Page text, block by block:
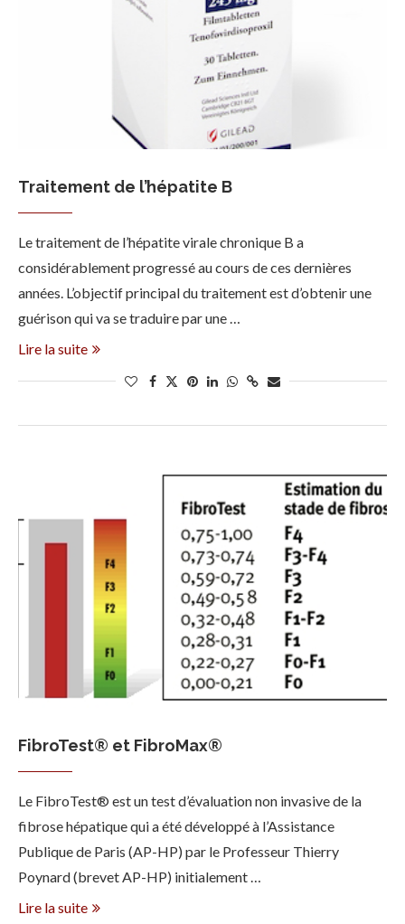
Traitement de l’hépatite B
Le traitement de l’hépatite virale chronique B a
considérablement progressé au cours de ces dernières
années. L’objectif principal du traitement est d’obtenir une
guérison qui va se traduire par une …
Lire la suite
FibroTest® et FibroMax®
Le FibroTest® est un test d’évaluation non invasive de la
fibrose hépatique qui a été développé à l’Assistance
Publique de Paris (AP-HP) par le Professeur Thierry
Poynard (brevet AP-HP) initialement …
Lire la suite